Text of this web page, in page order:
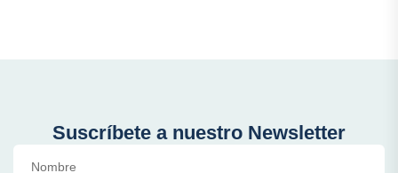
Suscríbete a nuestro Newsletter